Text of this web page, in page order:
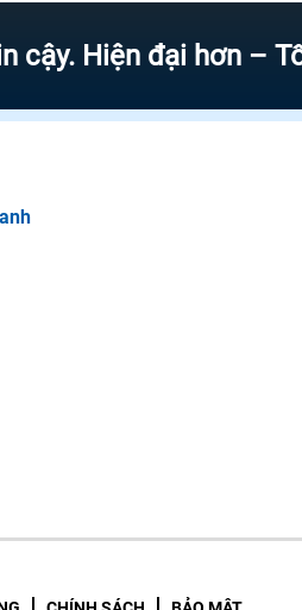
đại hơn – Tốc độ